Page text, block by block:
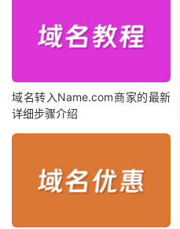
域名转入Name.com商家的最新
详细步骤介绍